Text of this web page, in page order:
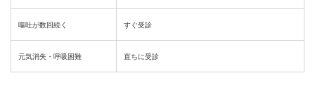
嘔吐が数回続く すぐ受診
元気消失・呼吸困難 直ちに受診